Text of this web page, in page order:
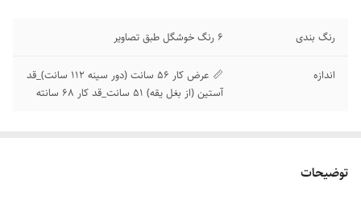
رنگ بندی 6 رنگ خوشگل طبق تصاویر
اندازه
📏 عرض کار 56 سانت (دور سینه 112 سانت)_قد
آستین (از بغل یقه) 51 سانت_قد کار 68 سانته
توضیحات